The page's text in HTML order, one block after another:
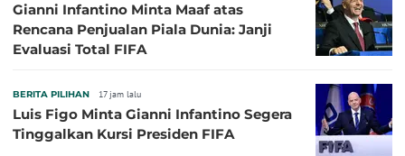
Gianni Infantino Minta Maaf atas
Rencana Penjualan Piala Dunia: Janji
Evaluasi Total FIFA
BERITA PILIHAN 17 jam lalu
Luis Figo Minta Gianni Infantino Segera
Tinggalkan Kursi Presiden FIFA